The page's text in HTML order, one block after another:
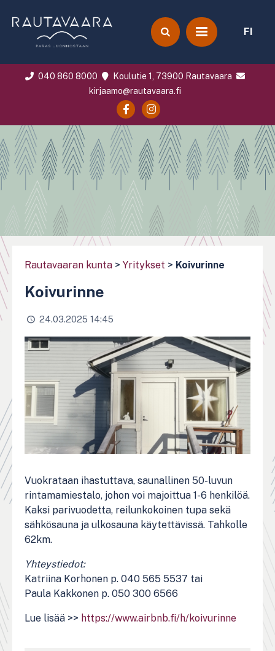
FI
040 860 8000
Koulutie 1, 73900 Rautavaara
kirjaamo@rautavaara.fi
Rautavaaran kunta > Yritykset > Koivurinne
Koivurinne
24.03.2025 14:45
Vuokrataan ihastuttava, saunallinen 50-luvun
rintamamiestalo, johon voi majoittua 1-6 henkilöä.
Kaksi parivuodetta, reilunkokoinen tupa sekä
sähkösauna ja ulkosauna käytettävissä. Tahkolle
62km.
Yhteystiedot:
Katriina Korhonen p. 040 565 5537 tai
Paula Kakkonen p. 050 300 6566
Lue lisää >> https://www.airbnb.fi/h/koivurinne